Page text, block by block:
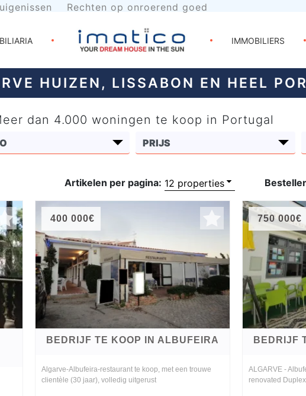
Rechten op onroerend goed
IMMOBILIERS
HUIZEN, LISSABON EN HEEL
dan 4.000 woningen te koop in Portugal
Artikelen per pagina:
400 000€
BEDRIJF TE KOOP IN ALBUFEIRA
Algarve-Albufeira-restaurant te koop, met een trouwe
clientèle (30 jaar), volledig uitgerust
750 000€
BEDRIJF
ALGARVE -
renovated